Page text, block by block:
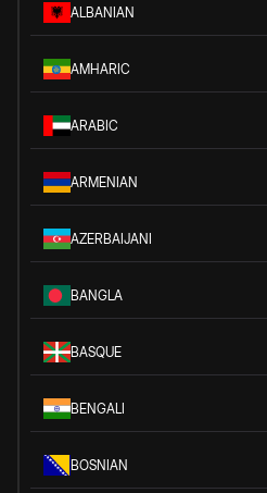
ALBANIAN
AMHARIC
ARABIC
ARMENIAN
AZERBAIJANI
BANGLA
BASQUE
BENGALI
BOSNIAN